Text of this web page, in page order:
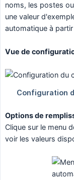
noms, les postes
une valeur
automatique à
Vue de
Options de
Clique sur le menu
voir les valeurs